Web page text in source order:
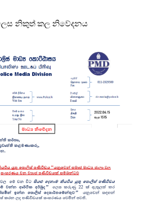
නිකුත් කල නිවේදනය